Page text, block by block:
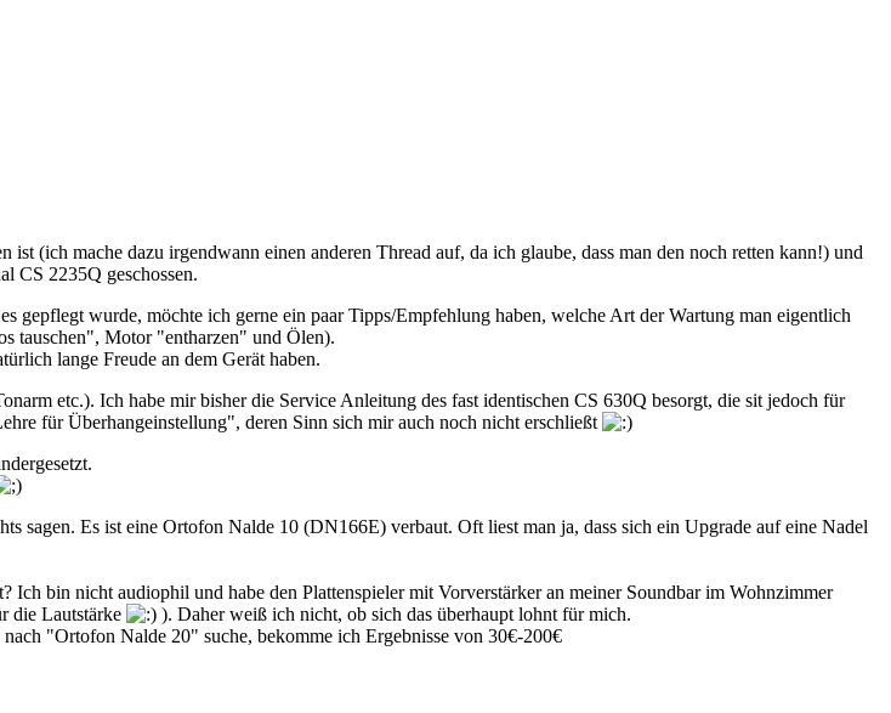
(ich mache dazu irgendwann einen anderen Thread auf, da ich glaube, dass man den noch retten kann!) und
CS 2235Q geschossen.
wurde, möchte ich gerne ein paar Tipps/Empfehlung haben, welche Art der Wartung man eigentlich
tauschen", Motor "entharzen" und Ölen).
lange Freude an dem Gerät haben.
etc.). Ich habe mir bisher die Service Anleitung des fast identischen CS 630Q besorgt, die sit jedoch für
für Überhangeinstellung", deren Sinn sich mir auch noch nicht erschließt
sagen. Es ist eine Ortofon Nalde 10 (DN166E) verbaut. Oft liest man ja, dass sich ein Upgrade auf eine Nadel
Ich bin nicht audiophil und habe den Plattenspieler mit Vorverstärker an meiner Soundbar im Wohnzimmer
die Lautstärke
). Daher weiß ich nicht, ob sich das überhaupt lohnt für mich.
"Ortofon Nalde 20" suche, bekomme ich Ergebnisse von 30€-200€